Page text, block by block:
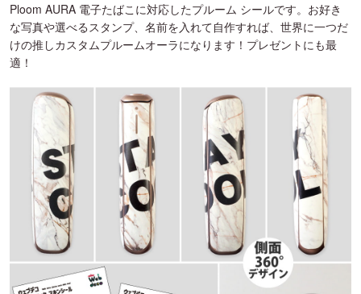
Ploom AURA 電子たばこに対応したプルーム シールです。お好き
な写真や選べるスタンプ、名前を入れて自作すれば、世界に一つだ
けの推しカスタムプルームオーラになります！プレゼントにも最
適！